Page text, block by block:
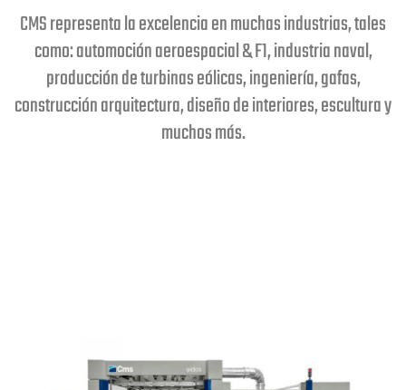
CMS representa la excelencia en muchas industrias, tales
como: automoción aeroespacial & F1, industria naval,
producción de turbinas eólicas, ingeniería, gafas,
construcción arquitectura, diseño de interiores, escultura y
muchos más.